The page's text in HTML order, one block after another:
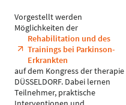
Vorgestellt werden
Möglichkeiten der
Rehabilitation und des
Trainings bei Parkinson-
Erkrankten
auf dem Kongress der therapie
DÜSSELDORF. Dabei lernen
Teilnehmer, praktische